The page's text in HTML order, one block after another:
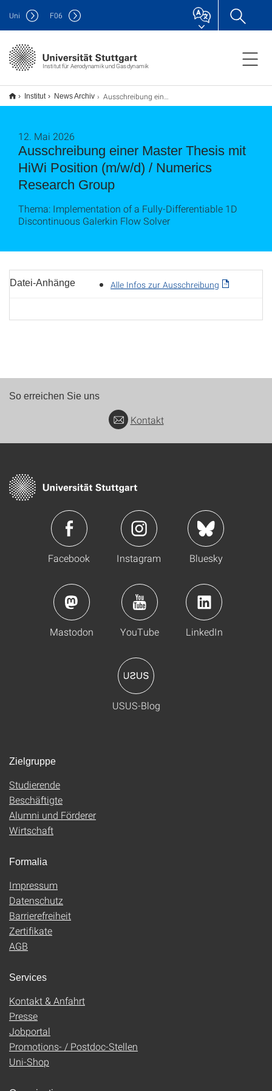
Institut für Aerodynamik und Gasdynamik
Uni F06
Institut News Archiv Ausschreibung einer Master Thesis mit HiWi Position (m/w/d) / Numerics Research Group
Ausschreibung einer Master Thesis mit
HiWi Position (m/w/d) / Numerics
Research Group
12. Mai 2026
Thema: Implementation of a Fully-Differentiable 1D
Discontinuous Galerkin Flow Solver
Datei-Anhänge Alle Infos zur Ausschreibung
So erreichen Sie uns
Kontakt
Facebook Instagram Bluesky
Mastodon YouTube LinkedIn
USUS-Blog
Zielgruppe
Studierende
Beschäftigte
Alumni und Förderer
Wirtschaft
Formalia
Impressum
Datenschutz
Barrierefreiheit
Zertifikate
AGB
Services
Kontakt & Anfahrt
Presse
Jobportal
Promotions- / Postdoc-Stellen
Uni-Shop